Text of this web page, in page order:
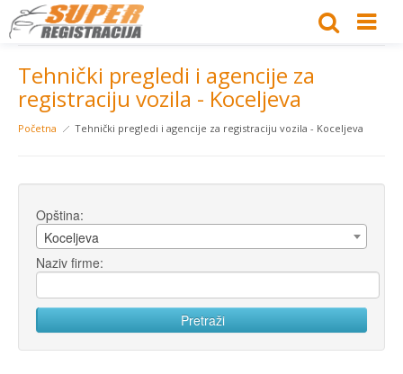
Tehnički pregledi i agencije za
registraciju vozila - Koceljeva
Početna Tehnički pregledi i agencije za registraciju vozila - Koceljeva
Opština:
Koceljeva
Naziv firme: